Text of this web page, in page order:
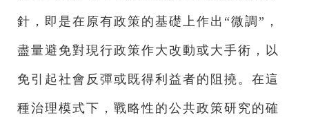
針，即是在原有政策的基礎上作出“微調”，
盡量避免對現行政策作大改動或大手術，以
免引起社會反彈或既得利益者的阻撓。在這
種治理模式下，戰略性的公共政策研究的確